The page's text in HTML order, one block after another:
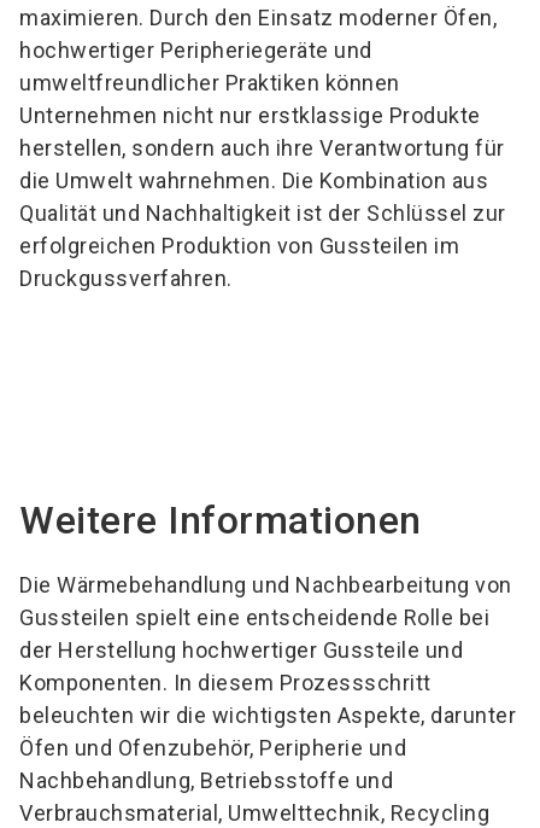
maximieren. Durch den Einsatz moderner Öfen,
hochwertiger Peripheriegeräte und
umweltfreundlicher Praktiken können
Unternehmen nicht nur erstklassige Produkte
herstellen, sondern auch ihre Verantwortung für
die Umwelt wahrnehmen. Die Kombination aus
Qualität und Nachhaltigkeit ist der Schlüssel zur
erfolgreichen Produktion von Gussteilen im
Druckgussverfahren.
Weitere Informationen
Die Wärmebehandlung und Nachbearbeitung von
Gussteilen spielt eine entscheidende Rolle bei
der Herstellung hochwertiger Gussteile und
Komponenten. In diesem Prozessschritt
beleuchten wir die wichtigsten Aspekte, darunter
Öfen und Ofenzubehör, Peripherie und
Nachbehandlung, Betriebsstoffe und
Verbrauchsmaterial, Umwelttechnik, Recycling